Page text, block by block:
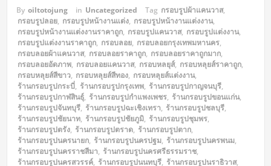
By oiltotojung in Uncategorized Tag กรอบรูปผ้าแคนวาส,
กรอบรูปลอย, กรอบรูปหน้างานแต่ง, กรอบรูปหน้างานแต่งงาน,
กรอบรูปหน้างานแต่งงานราคาถูก, กรอบรูปแคนวาส, กรอบรูปแต่งงาน,
กรอบรูปแต่งงานราคาถูก, กรอบลอย, กรอบลอยกรุงเทพมหานคร,
กรอบลอยผ้าแคนวาส, กรอบลอยราคาถูก, กรอบลอยราคาถูกมาก,
กรอบลอยอัดภาพ, กรอบลอยแคนวาส, กรอบหลยุส์, กรอบหลุยส์ราคาถูก,
กรอบหลุยส์สีขาว, กรอบหลุยส์สีทอง, กรอบหลุยส์แต่งงาน,
ร้านกรอบรูปกระบี่, ร้านกรอบรูปกรุงเทพ, ร้านกรอบรูปกาญจนบุรี,
ร้านกรอบรูปกาฬสินธุ์, ร้านกรอบรูปกำแพงเพชร, ร้านกรอบรูปขอนแก่น,
ร้านกรอบรูปจันทบุรี, ร้านกรอบรูปฉะเชิงเทรา, ร้านกรอบรูปชลบุรี,
ร้านกรอบรูปชัยนาท, ร้านกรอบรูปชัยภูมิ, ร้านกรอบรูปชุมพร,
ร้านกรอบรูปตรัง, ร้านกรอบรูปตราด, ร้านกรอบรูปตาก,
ร้านกรอบรูปนครนายก, ร้านกรอบรูปนครปฐม, ร้านกรอบรูปนครพนม,
ร้านกรอบรูปนครราชสีมา, ร้านกรอบรูปนครศรีธรรมราช,
ร้านกรอบรูปนครสวรรค์, ร้านกรอบรูปนนทบุรี, ร้านกรอบรูปนราธิวาส,